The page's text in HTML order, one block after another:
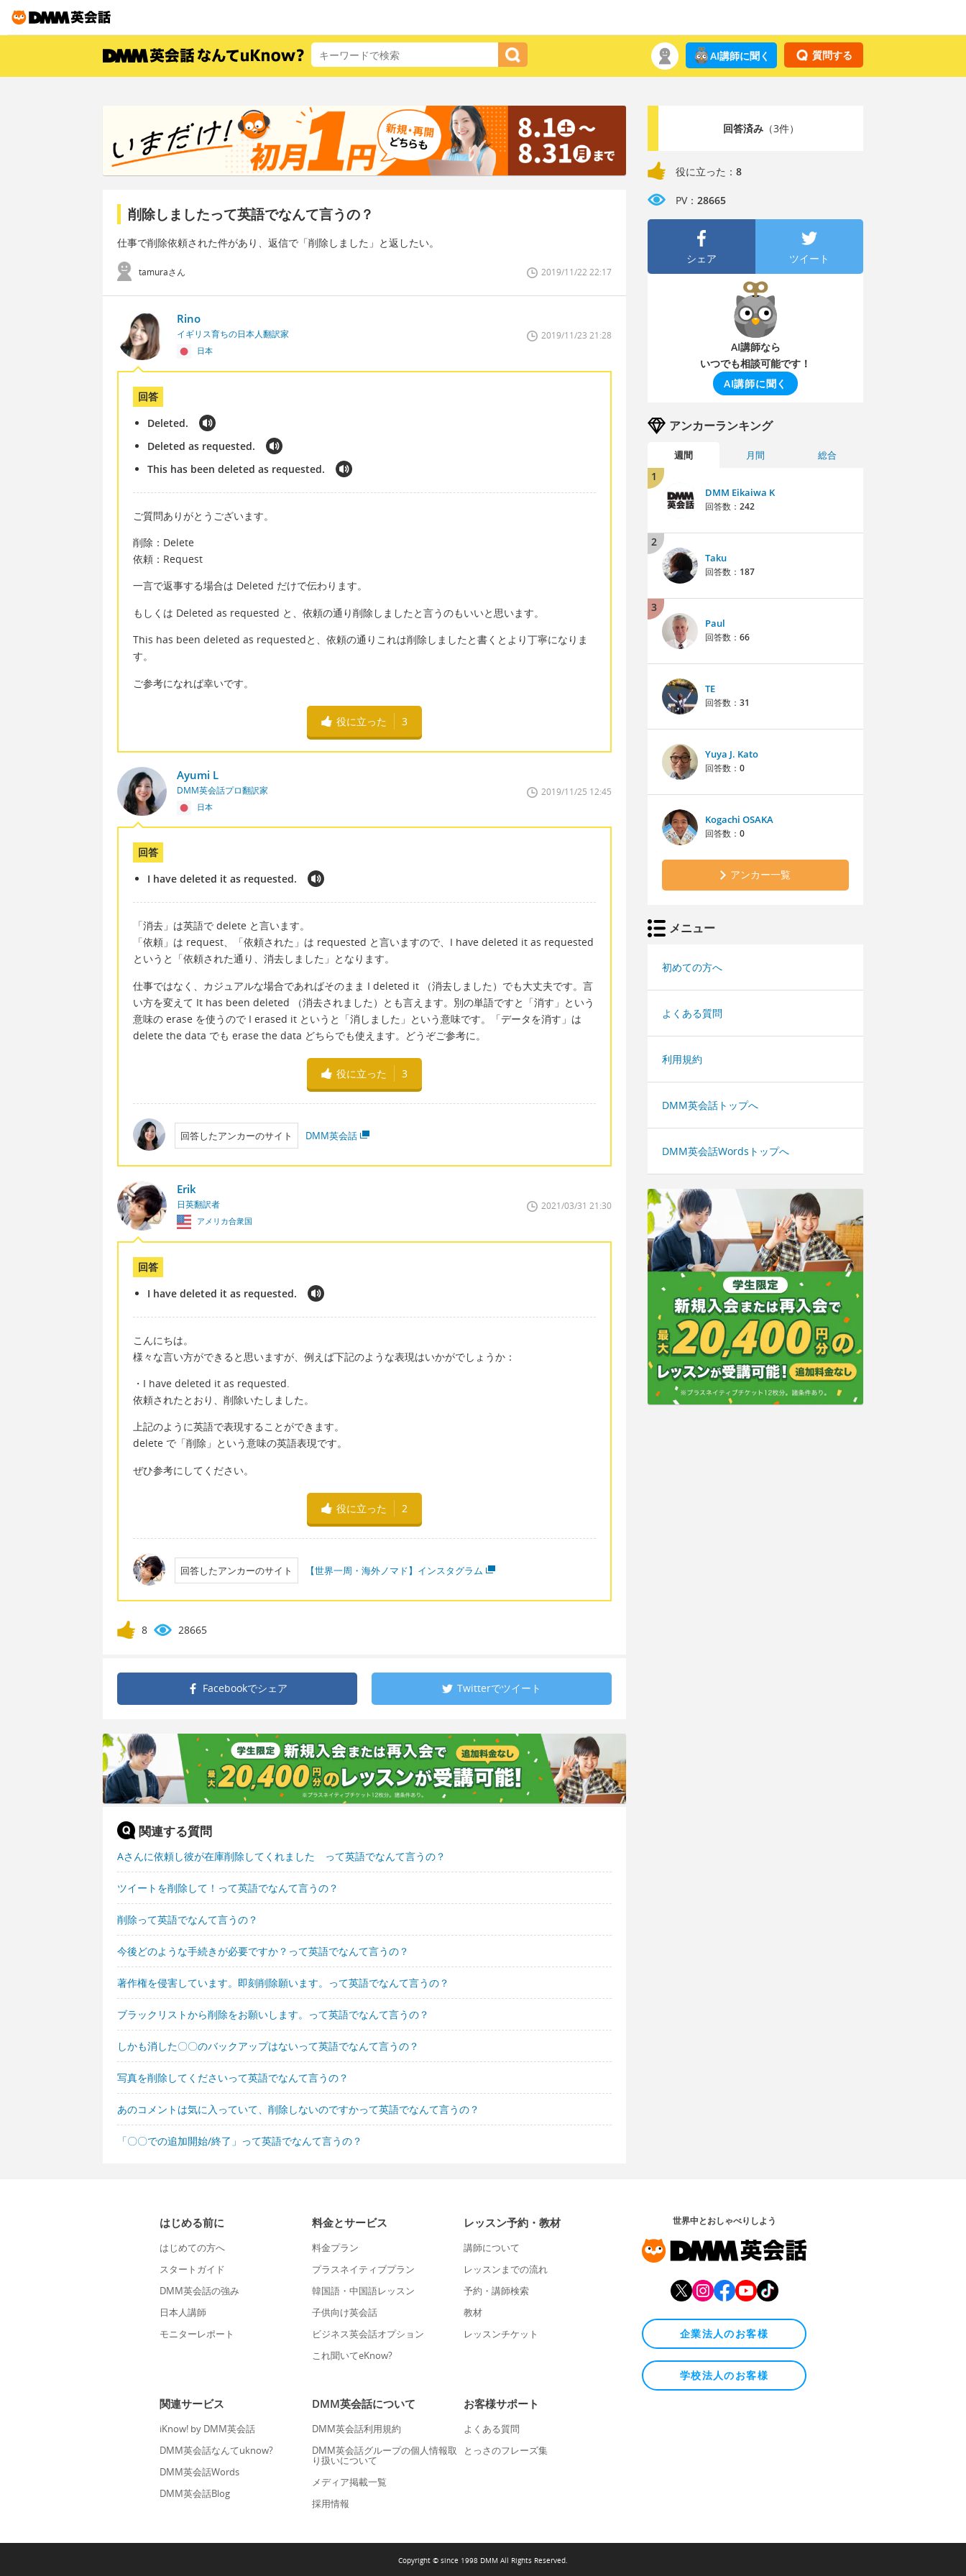
質問する
AI講師に聞く
削除しましたって英語でなんて言うの？
仕事で削除依頼された件があり、返信で「削除しました」と返したい。
tamuraさん 2019/11/22 22:17
Rino
イギリス育ちの日本人翻訳家
日本
2019/11/23 21:28
回答
Deleted.
Deleted as requested.
This has been deleted as requested.
ご質問ありがとうございます。
削除：Delete
依頼：Request
一言で返事する場合は Deleted だけで伝わります。
もしくは Deleted as requested と、依頼の通り削除しましたと言うのもいいと思います。
This has been deleted as requestedと、依頼の通りこれは削除しましたと書くとより丁寧になりま
す。
ご参考になれば幸いです。
役に立った 3
Ayumi L
DMM英会話プロ翻訳家
日本
2019/11/25 12:45
回答
I have deleted it as requested.
「消去」は英語で delete と言います。
「依頼」は request、「依頼された」は requested と言いますので、I have deleted it as requested
というと「依頼された通り、消去しました」となります。
仕事ではなく、カジュアルな場合であればそのまま I deleted it （消去しました）でも大丈夫です。言
い方を変えて It has been deleted （消去されました）とも言えます。別の単語ですと「消す」という
意味の erase を使うので I erased it というと「消しました」という意味です。「データを消す」は
delete the data でも erase the data どちらでも使えます。どうぞご参考に。
役に立った 3
回答したアンカーのサイト DMM英会話
Erik
日英翻訳者
アメリカ合衆国
2021/03/31 21:30
回答
I have deleted it as requested.
こんにちは。
様々な言い方ができると思いますが、例えば下記のような表現はいかがでしょうか：
・I have deleted it as requested.
依頼されたとおり、削除いたしました。
上記のように英語で表現することができます。
delete で「削除」という意味の英語表現です。
ぜひ参考にしてください。
役に立った 2
回答したアンカーのサイト 【世界一周・海外ノマド】インスタグラム
8 28665
Facebookでシェア Twitterでツイート
関連する質問
Aさんに依頼し彼が在庫削除してくれました って英語でなんて言うの？
ツイートを削除して！って英語でなんて言うの？
削除って英語でなんて言うの？
今後どのような手続きが必要ですか？って英語でなんて言うの？
著作権を侵害しています。即刻削除願います。って英語でなんて言うの？
ブラックリストから削除をお願いします。って英語でなんて言うの？
しかも消した〇〇のバックアップはないって英語でなんて言うの？
写真を削除してくださいって英語でなんて言うの？
あのコメントは気に入っていて、削除しないのですかって英語でなんて言うの？
「〇〇での追加開始/終了」って英語でなんて言うの？
回答済み（3件）
役に立った： 8
PV： 28665
シェア ツイート
AI講師なら
いつでも相談可能です！
AI講師に聞く
アンカーランキング
週間 月間 総合
1
DMM Eikaiwa K
回答数： 242
2
Taku
回答数： 187
3
Paul
回答数： 66
TE
回答数： 31
Yuya J. Kato
回答数： 0
Kogachi OSAKA
回答数： 0
アンカー一覧
メニュー
初めての方へ
よくある質問
利用規約
DMM英会話トップへ
DMM英会話Wordsトップへ
はじめる前に
はじめての方へ
スタートガイド
DMM英会話の強み
日本人講師
モニターレポート
料金とサービス
料金プラン
プラスネイティブプラン
韓国語・中国語レッスン
子供向け英会話
ビジネス英会話オプション
これ聞いてeKnow?
レッスン予約・教材
講師について
レッスンまでの流れ
予約・講師検索
教材
レッスンチケット
関連サービス
iKnow! by DMM英会話
DMM英会話なんてuknow?
DMM英会話Words
DMM英会話Blog
DMM英会話について
DMM英会話利用規約
DMM英会話グループの個人情報取
り扱いについて
メディア掲載一覧
採用情報
お客様サポート
よくある質問
とっさのフレーズ集
世界中とおしゃべりしよう
企業法人のお客様
学校法人のお客様
Copyright © since 1998 DMM All Rights Reserved.